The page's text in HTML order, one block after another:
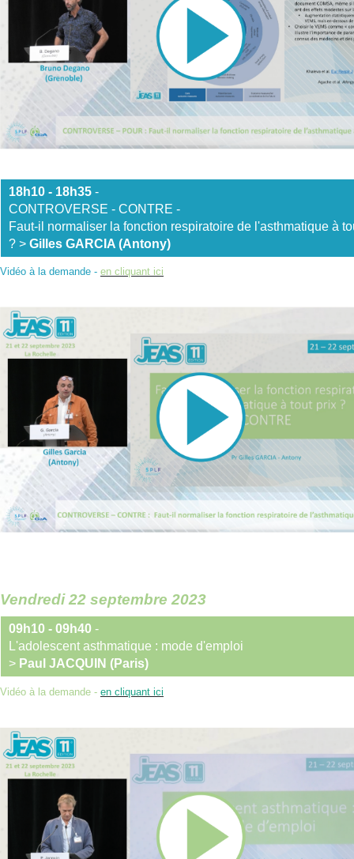
18h10 - 18h35 -
CONTROVERSE - CONTRE -
Faut-il normaliser la fonction respiratoire de l'asthmatique à
? > Gilles GARCIA (Antony)
Vidéo à la demande - en cliquant ici
Vendredi 22 septembre 2023
09h10 - 09h40 -
L'adolescent asthmatique : mode d'emploi
> Paul JACQUIN (Paris)
Vidéo à la demande - en cliquant ici